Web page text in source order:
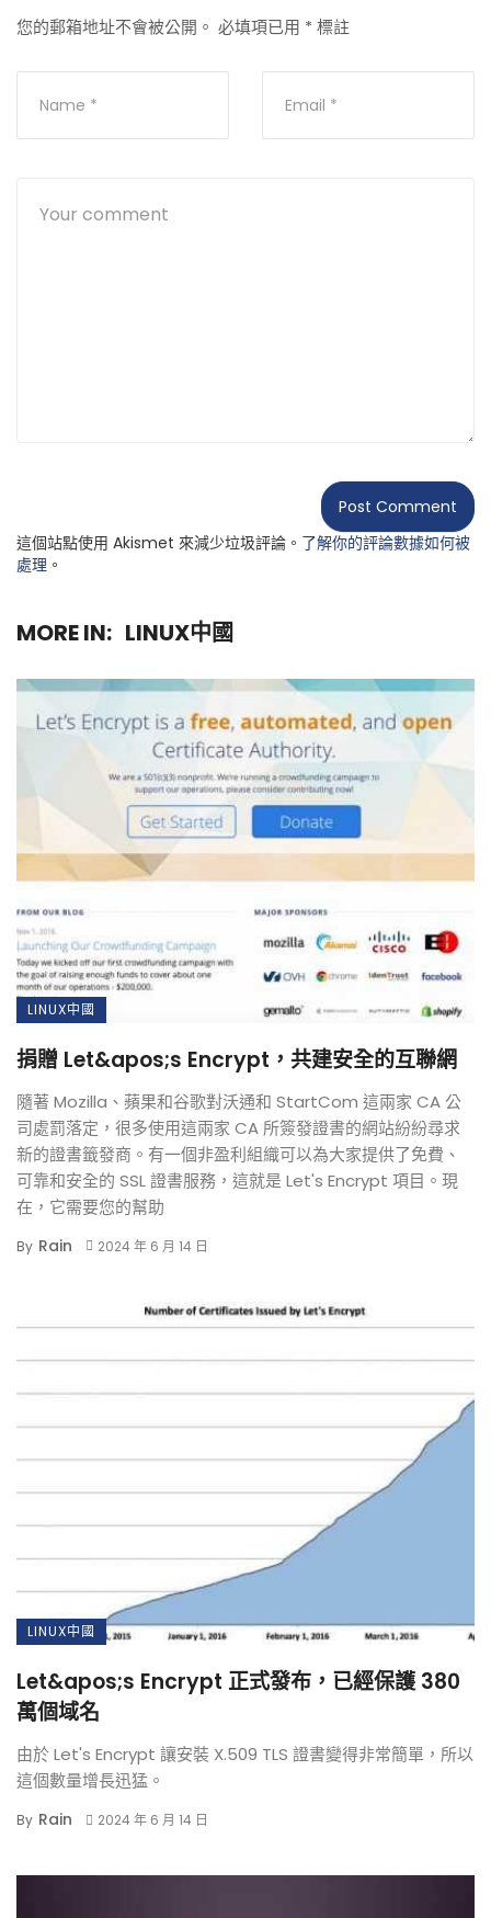
您的郵箱地址不會被公開。 必填項已用 * 標註
這個站點使用 Akismet 來減少垃圾評論。 了解你的評論數據如何被
處理 。
MORE IN: LINUX中國
LINUX中國
捐贈 Let&apos;s Encrypt，共建安全的互聯網
隨著 Mozilla、蘋果和谷歌對沃通和 StartCom 這兩家 CA 公
司處罰落定，很多使用這兩家 CA 所簽發證書的網站紛紛尋求
新的證書籤發商。有一個非盈利組織可以為大家提供了免費、
可靠和安全的 SSL 證書服務，這就是 Let's Encrypt 項目。現
在，它需要您的幫助
By Rain 2024 年 6 月 14 日
LINUX中國
Let&apos;s Encrypt 正式發布，已經保護 380
萬個域名
由於 Let's Encrypt 讓安裝 X.509 TLS 證書變得非常簡單，所以
這個數量增長迅猛。
By Rain 2024 年 6 月 14 日